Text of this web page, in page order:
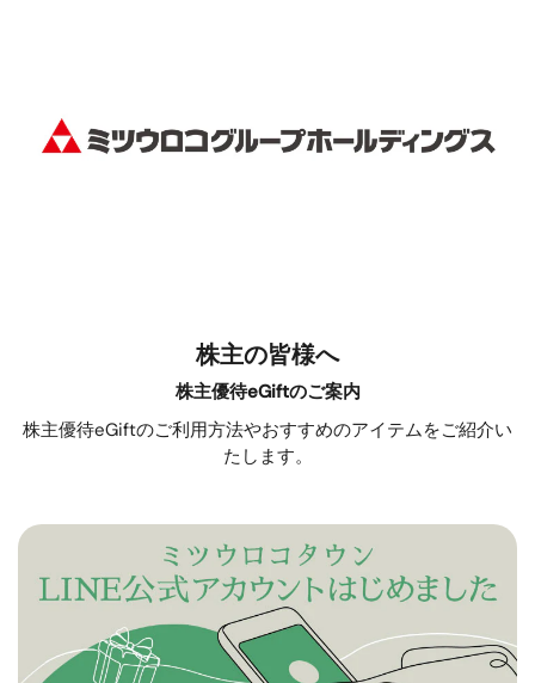
株主の皆様へ
株主優待eGiftのご案内
株主優待eGiftのご利用方法やおすすめのアイテムをご紹介い
たします。